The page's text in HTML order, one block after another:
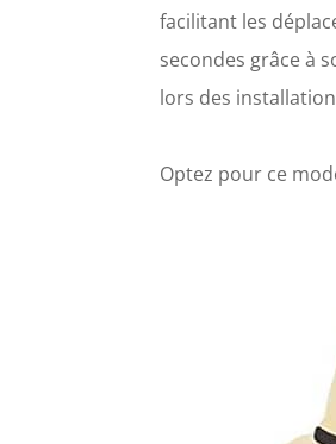
facilitant les
secondes grâce à
lors des
Optez pour ce